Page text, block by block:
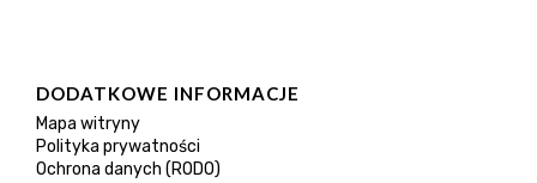
DODATKOWE INFORMACJE
Mapa witryny
Polityka prywatności
Ochrona danych (RODO)